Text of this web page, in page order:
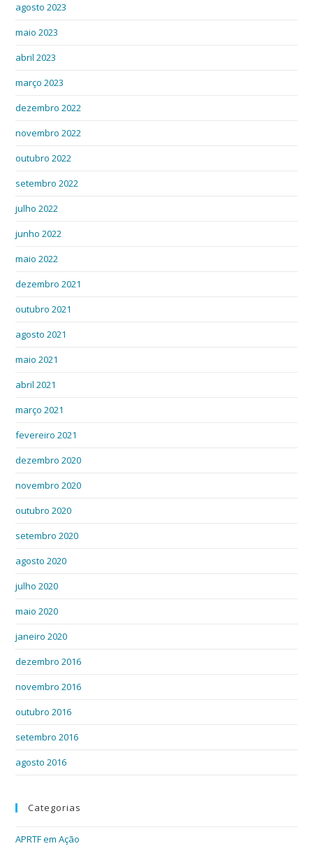
agosto 2023
maio 2023
abril 2023
março 2023
dezembro 2022
novembro 2022
outubro 2022
setembro 2022
julho 2022
junho 2022
maio 2022
dezembro 2021
outubro 2021
agosto 2021
maio 2021
abril 2021
março 2021
fevereiro 2021
dezembro 2020
novembro 2020
outubro 2020
setembro 2020
agosto 2020
julho 2020
maio 2020
janeiro 2020
dezembro 2016
novembro 2016
outubro 2016
setembro 2016
agosto 2016
Categorias
APRTF em Ação